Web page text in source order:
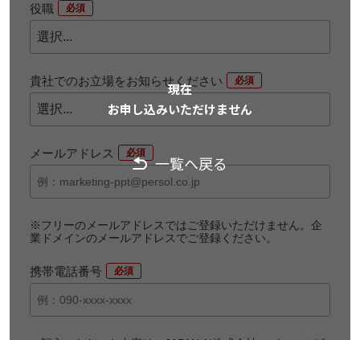
現在
お申し込みいただけません
一覧へ戻る
役職
貴社でのお立場をお知らせください
メールアドレス
※フリーのメールアドレスではご登録いただけません。企
業ドメインのメールアドレスでご登録ください。
携帯電話番号